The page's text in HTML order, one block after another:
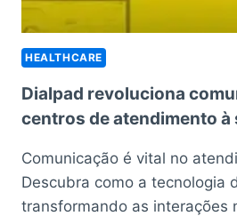
HEALTHCARE
Dialpad revoluciona
centros de atendimento à
Comunicação é vital no
Descubra como a tecnologia
transformando as interações